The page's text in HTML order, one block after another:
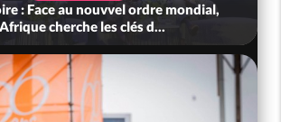
: Face au nouvvel ordre mondial,
cherche les clés d...